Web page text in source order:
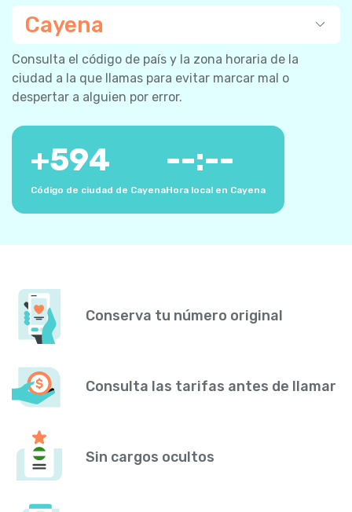
Cayena
Consulta el código de país y la zona horaria de la
ciudad a la que llamas para evitar marcar mal o
despertar a alguien por error.
+594
Código de ciudad de Cayena
--:--
Hora local en Cayena
Conserva tu número original
Consulta las tarifas antes de llamar
Sin cargos ocultos